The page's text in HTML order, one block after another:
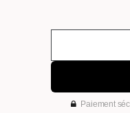
Paiement